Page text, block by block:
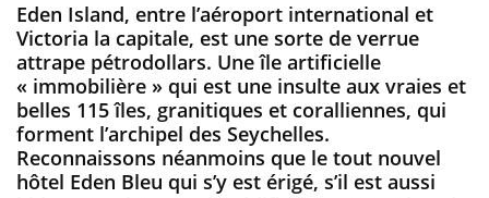
Eden Island, entre l’aéroport international et
Victoria la capitale, est une sorte de verrue
attrape pétrodollars. Une île artificielle
« immobilière » qui est une insulte aux vraies et
belles 115 îles, granitiques et coralliennes, qui
forment l’archipel des Seychelles.
Reconnaissons néanmoins que le tout nouvel
hôtel Eden Bleu qui s’y est érigé, s’il est aussi